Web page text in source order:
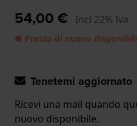
54,00 € Incl 22% Iva
● Presto di nuovo
Tenetemi aggiornato
Ricevi una mail quando
nuovo disponibile.